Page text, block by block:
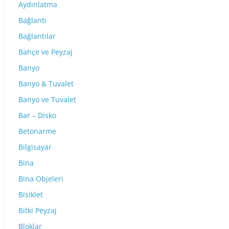
Aydınlatma
Bağlantı
Bağlantılar
Bahçe ve Peyzaj
Banyo
Banyo & Tuvalet
Banyo ve Tuvalet
Bar – Disko
Betonarme
Bilgisayar
Bina
Bina Objeleri
Bisiklet
Bitki Peyzaj
Bloklar